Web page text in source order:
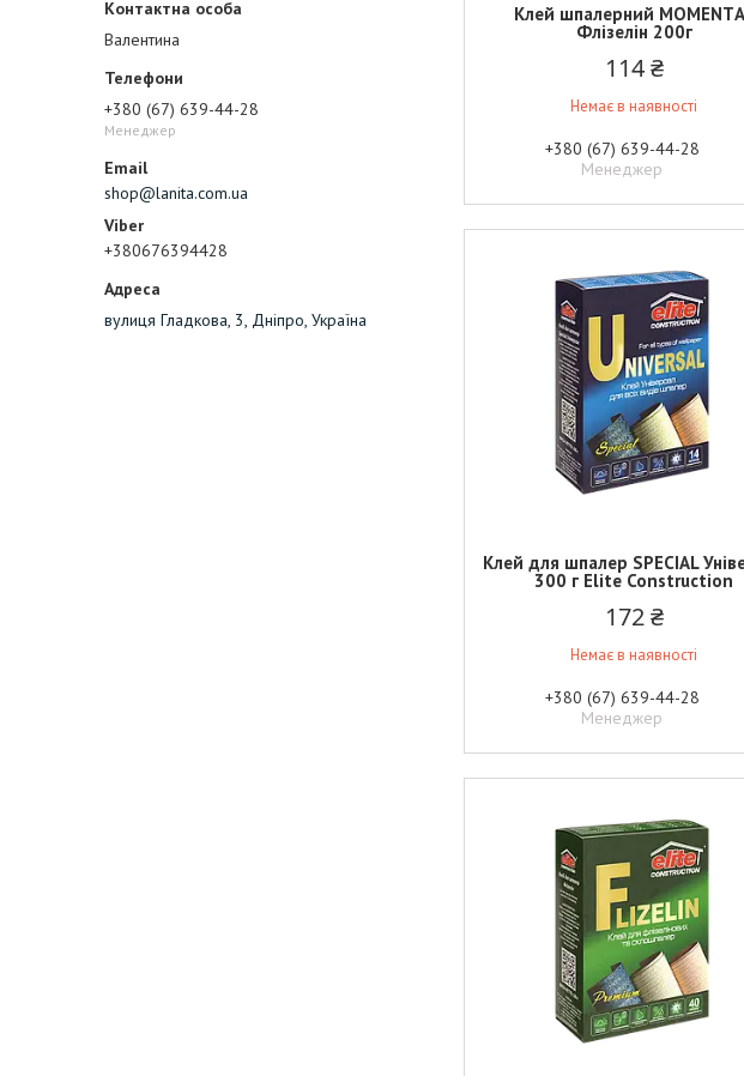
Валентина
+380 (67) 639-44-28
Менеджер
shop@lanita.com.ua
+380676394428
вулиця Гладкова, 3, Дніпро, Україна
Клей шпалерний
Флізелін 200г
114 ₴
Немає в наявності
+380 (67) 639-44-28
Менеджер
Клей для шпалер SPECIAL
300 г Elite Construction
172 ₴
Немає в наявності
+380 (67) 639-44-28
Менеджер